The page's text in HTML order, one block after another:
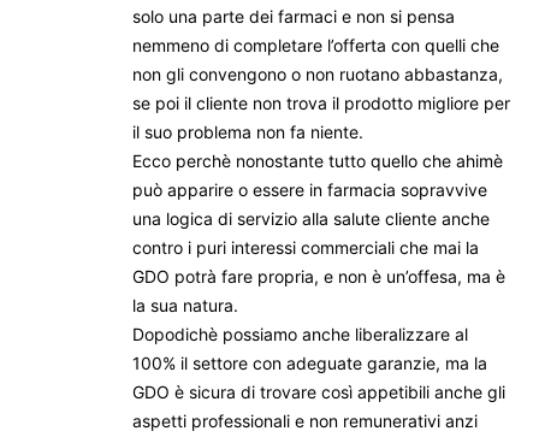
solo una parte dei farmaci e non si pensa
nemmeno di completare l’offerta con quelli che
non gli convengono o non ruotano abbastanza,
se poi il cliente non trova il prodotto migliore per
il suo problema non fa niente.
Ecco perchè nonostante tutto quello che ahimè
può apparire o essere in farmacia sopravvive
una logica di servizio alla salute cliente anche
contro i puri interessi commerciali che mai la
GDO potrà fare propria, e non è un’offesa, ma è
la sua natura.
Dopodichè possiamo anche liberalizzare al
100% il settore con adeguate garanzie, ma la
GDO è sicura di trovare così appetibili anche gli
aspetti professionali e non remunerativi anzi